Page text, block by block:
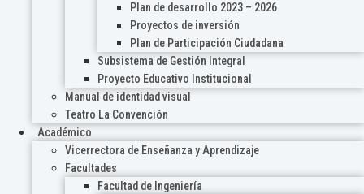
Plan de desarrollo 2023 – 2026
Proyectos de inversión
Plan de Participación Ciudadana
Subsistema de Gestión Integral
Proyecto Educativo Institucional
Manual de identidad visual
Teatro La Convención
Académico
Vicerrectora de Enseñanza y Aprendizaje
Facultades
Facultad de Ingeniería